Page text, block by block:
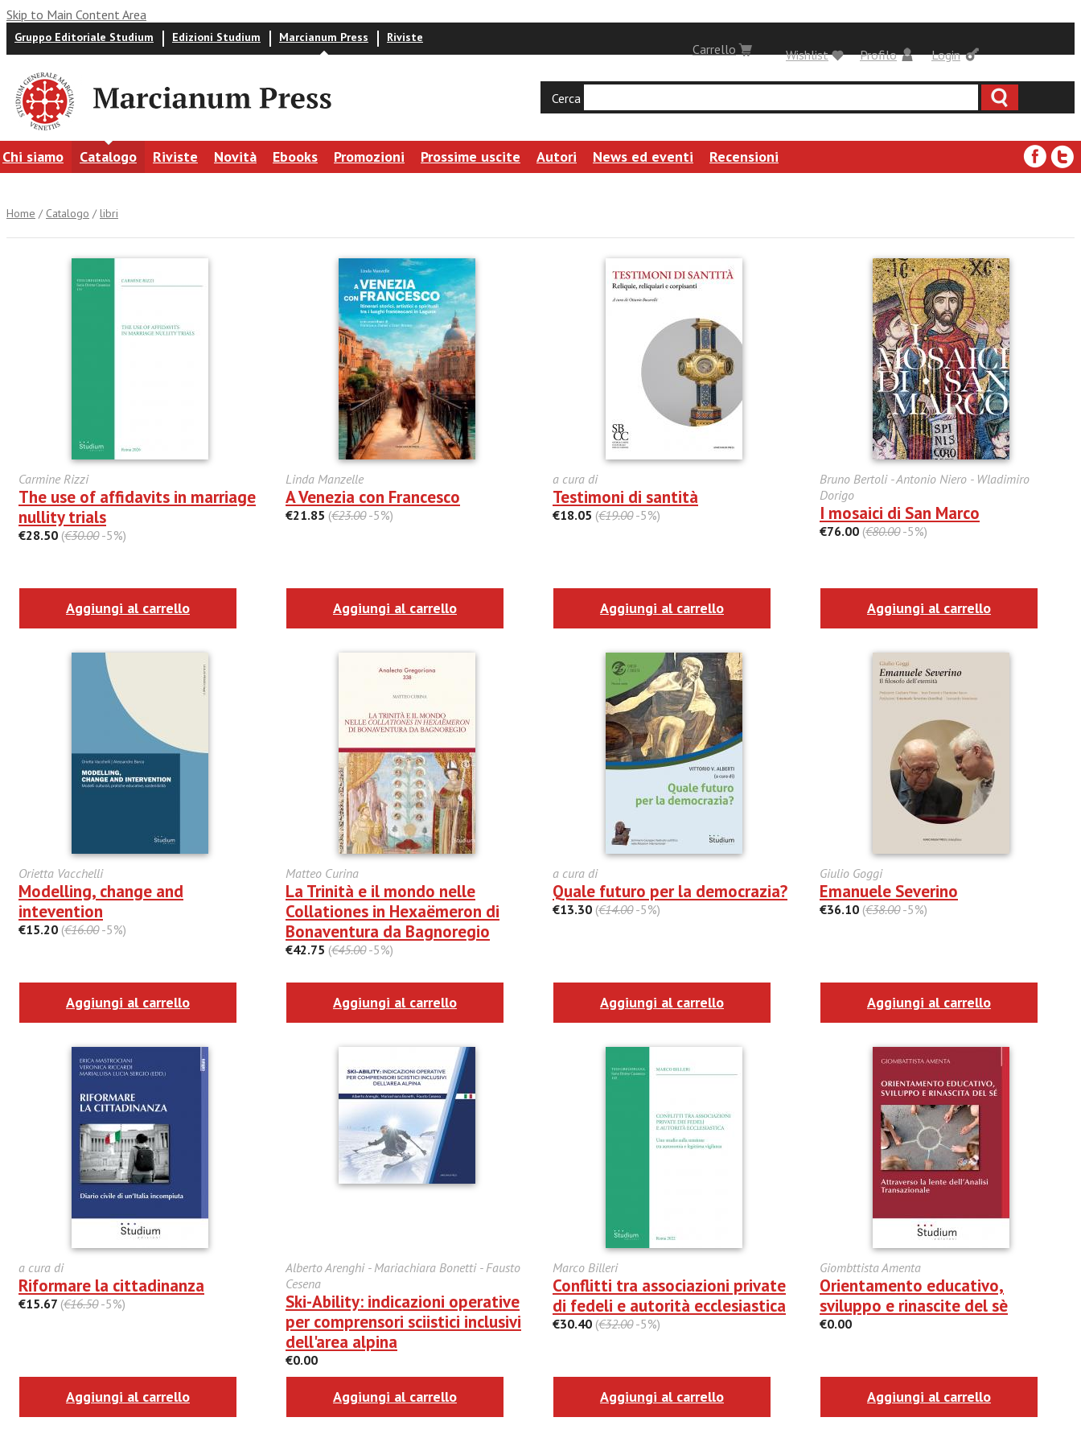
Skip to Main Content Area
Gruppo Editoriale Studium Edizioni Studium Marcianum Press Riviste
Login
Carrello Profilo
Wishlist
Cerca
Chi siamo Catalogo Riviste Novità Ebooks Promozioni Prossime uscite Autori News ed eventi Recensioni
Home / Catalogo / libri
Carmine Rizzi
The use of affidavits in marriage
nullity trials
€28.50 (€30.00-5%)
Aggiungi al carrello
Linda Manzelle
A Venezia con Francesco
€21.85 (€23.00-5%)
Aggiungi al carrello
a cura di
Testimoni di santità
€18.05 (€19.00-5%)
Aggiungi al carrello
Bruno Bertoli - Antonio Niero - Wladimiro
Dorigo
I mosaici di San Marco
€76.00 (€80.00-5%)
Aggiungi al carrello
Orietta Vacchelli
Modelling, change and
intevention
€15.20 (€16.00-5%)
Aggiungi al carrello
Matteo Curina
La Trinità e il mondo nelle
Collationes in Hexaëmeron di
Bonaventura da Bagnoregio
€42.75 (€45.00-5%)
Aggiungi al carrello
a cura di
Quale futuro per la democrazia?
€13.30 (€14.00-5%)
Aggiungi al carrello
Giulio Goggi
Emanuele Severino
€36.10 (€38.00-5%)
Aggiungi al carrello
a cura di
Riformare la cittadinanza
€15.67 (€16.50-5%)
Aggiungi al carrello
Alberto Arenghi - Mariachiara Bonetti - Fausto
Cesena
Ski-Ability: indicazioni operative
per comprensori sciistici inclusivi
dell'area alpina
€0.00
Aggiungi al carrello
Marco Billeri
Conflitti tra associazioni private
di fedeli e autorità ecclesiastica
€30.40 (€32.00-5%)
Aggiungi al carrello
Giombttista Amenta
Orientamento educativo,
sviluppo e rinascite del sè
€0.00
Aggiungi al carrello